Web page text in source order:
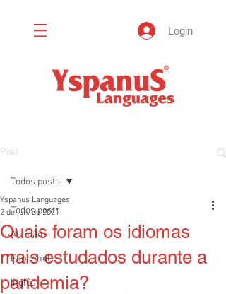
Login
Post
Todos posts
Alemão
Espanhol
Inglês
Todos posts
Quais foram os idiomas
mais estudados durante a
pandemia?
Yspanus Languages
2 de jun. de 2021